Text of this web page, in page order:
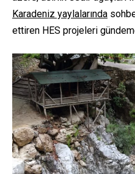
Karadeniz yaylalarında
ettiren HES projeleri